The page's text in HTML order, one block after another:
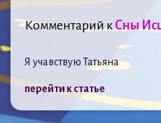
Комментарий кСны
Я учавствую Татьяна
перейти к статье